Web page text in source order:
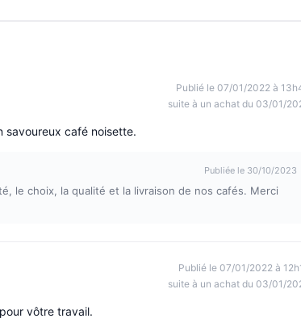
Publié le 07/01/2022 à
suite à un achat du 03/01/
savoureux café noisette.
Publiée le 30/10/2023
le choix, la qualité et la livraison de nos cafés. Merci
Publié le 07/01/2022 à
suite à un achat du 03/01/
vôtre travail.